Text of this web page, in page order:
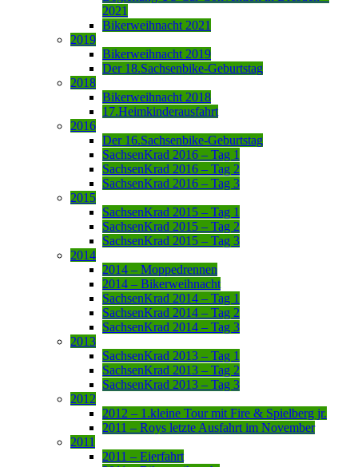
2021
Bikerweihnacht 2021
2019
Bikerweihnacht 2019
Der 18.Sachsenbike-Geburtstag
2018
Bikerweihnacht 2018
17.Heimkinderausfahrt
2016
Der 16.Sachsenbike-Geburtstag
SachsenKrad 2016 – Tag 1
SachsenKrad 2016 – Tag 2
SachsenKrad 2016 – Tag 3
2015
SachsenKrad 2015 – Tag 1
SachsenKrad 2015 – Tag 2
SachsenKrad 2015 – Tag 3
2014
2014 – Moppedrennen
2014 – Bikerweihnacht
SachsenKrad 2014 – Tag 1
SachsenKrad 2014 – Tag 2
SachsenKrad 2014 – Tag 3
2013
SachsenKrad 2013 – Tag 1
SachsenKrad 2013 – Tag 2
SachsenKrad 2013 – Tag 3
2012
2012 – 1.kleine Tour mit Fire & Spielberg jr.
2011 – Roys letzte Ausfahrt im November
2011
2011 – Eierfahrt